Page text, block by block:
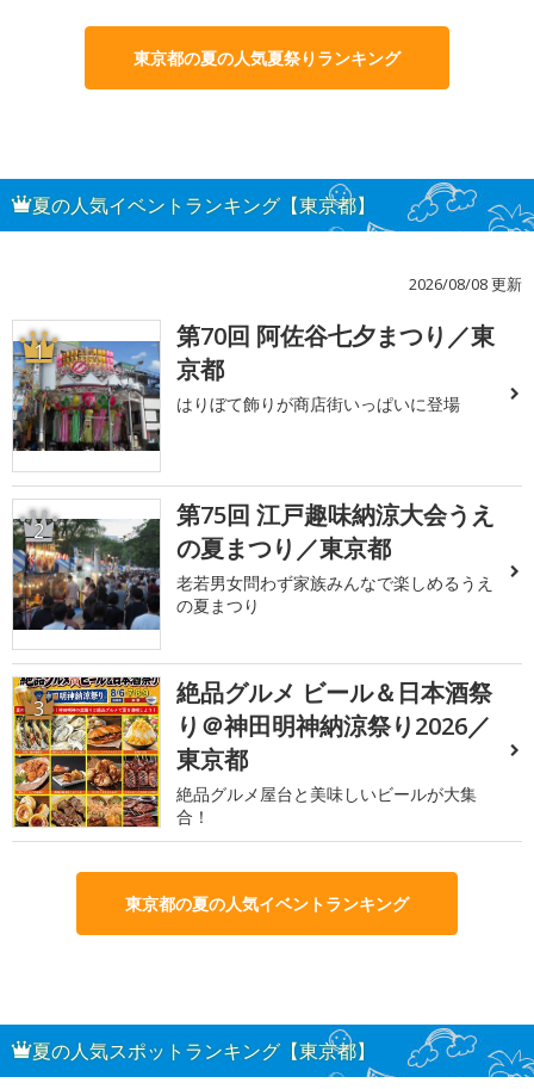
東京都の夏の人気夏祭りランキング
夏の人気イベントランキング【東京都】
2026/08/08 更新
1
第70回 阿佐谷七夕まつり／東
京都
はりぼて飾りが商店街いっぱいに登場
2
第75回 江戸趣味納涼大会うえ
の夏まつり／東京都
老若男女問わず家族みんなで楽しめるうえ
の夏まつり
3
絶品グルメ ビール＆日本酒祭
り＠神田明神納涼祭り2026／
東京都
絶品グルメ屋台と美味しいビールが大集
合！
東京都の夏の人気イベントランキング
夏の人気スポットランキング【東京都】